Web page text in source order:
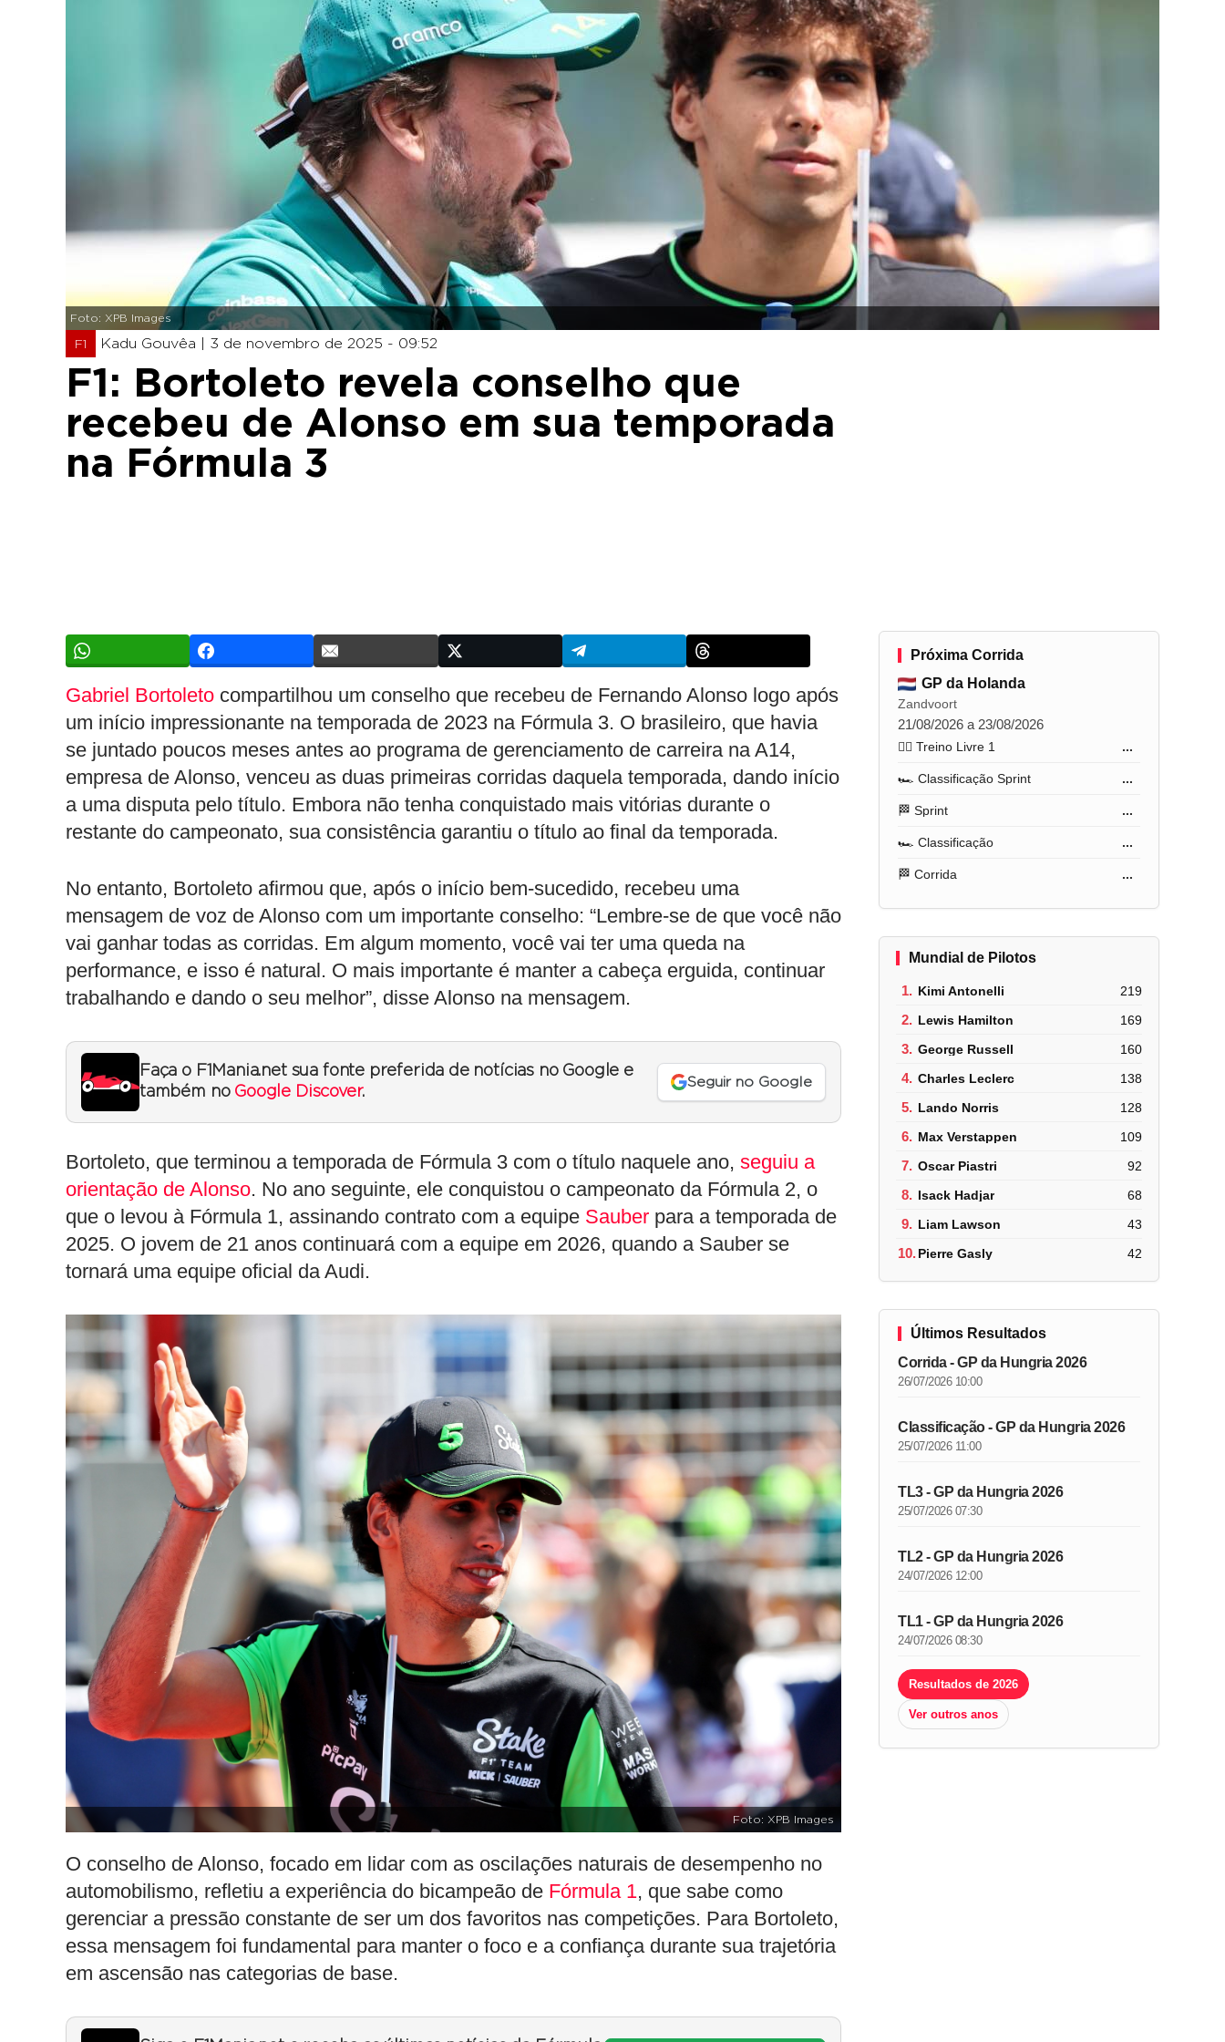
Foto: XPB Images
F1 Kadu Gouvêa | 3 de novembro de 2025 - 09:52
F1: Bortoleto revela conselho que
recebeu de Alonso em sua temporada
na Fórmula 3
Gabriel Bortoleto compartilhou um conselho que recebeu de Fernando Alonso logo após
um início impressionante na temporada de 2023 na Fórmula 3. O brasileiro, que havia
se juntado poucos meses antes ao programa de gerenciamento de carreira na A14,
empresa de Alonso, venceu as duas primeiras corridas daquela temporada, dando início
a uma disputa pelo título. Embora não tenha conquistado mais vitórias durante o
restante do campeonato, sua consistência garantiu o título ao final da temporada.
No entanto, Bortoleto afirmou que, após o início bem-sucedido, recebeu uma
mensagem de voz de Alonso com um importante conselho: “Lembre-se de que você não
vai ganhar todas as corridas. Em algum momento, você vai ter uma queda na
performance, e isso é natural. O mais importante é manter a cabeça erguida, continuar
trabalhando e dando o seu melhor”, disse Alonso na mensagem.
Faça o F1Mania.net sua fonte preferida de notícias no Google e
também no Google Discover.
Seguir no Google
Bortoleto, que terminou a temporada de Fórmula 3 com o título naquele ano, seguiu a
orientação de Alonso. No ano seguinte, ele conquistou o campeonato da Fórmula 2, o
que o levou à Fórmula 1, assinando contrato com a equipe Sauber para a temporada de
2025. O jovem de 21 anos continuará com a equipe em 2026, quando a Sauber se
tornará uma equipe oficial da Audi.
Foto: XPB Images
O conselho de Alonso, focado em lidar com as oscilações naturais de desempenho no
automobilismo, refletiu a experiência do bicampeão de Fórmula 1, que sabe como
gerenciar a pressão constante de ser um dos favoritos nas competições. Para Bortoleto,
essa mensagem foi fundamental para manter o foco e a confiança durante sua trajetória
em ascensão nas categorias de base.
Próxima Corrida
GP da Holanda
Zandvoort
21/08/2026 a 23/08/2026
🏋️‍♂️ Treino Livre 1 ...
🏎️ Classificação Sprint ...
🏁 Sprint ...
🏎️ Classificação ...
🏁 Corrida ...
Mundial de Pilotos
1. Kimi Antonelli 219
2. Lewis Hamilton 169
3. George Russell 160
4. Charles Leclerc 138
5. Lando Norris 128
6. Max Verstappen 109
7. Oscar Piastri 92
8. Isack Hadjar 68
9. Liam Lawson 43
10.Pierre Gasly 42
Últimos Resultados
Corrida - GP da Hungria 2026
26/07/2026 10:00
Classificação - GP da Hungria 2026
25/07/2026 11:00
TL3 - GP da Hungria 2026
25/07/2026 07:30
TL2 - GP da Hungria 2026
24/07/2026 12:00
TL1 - GP da Hungria 2026
24/07/2026 08:30
Resultados de 2026
Ver outros anos